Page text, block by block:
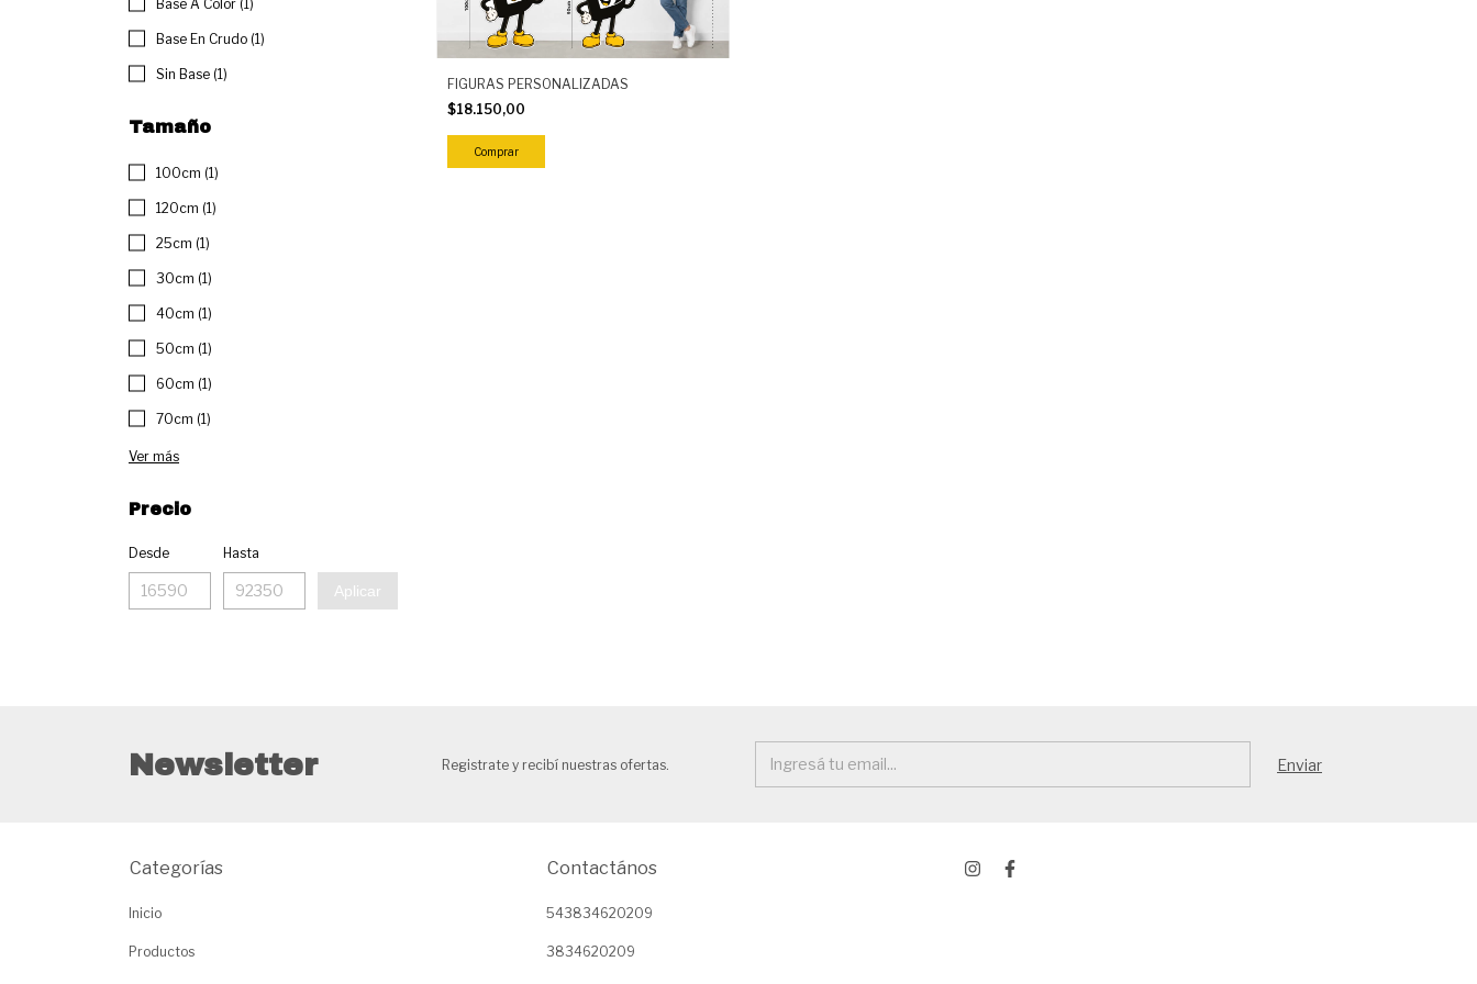
Base A Color (1)
Base En Crudo (1)
Sin Base (1)
Tamaño
100cm (1)
120cm (1)
25cm (1)
30cm (1)
40cm (1)
50cm (1)
60cm (1)
70cm (1)
Ver más
Precio
Desde Hasta
Aplicar
FIGURAS PERSONALIZADAS
$18.150,00
Comprar
Newsletter Registrate y recibí nuestras ofertas.
Categorías
Inicio
Productos
Contactános
543834620209
3834620209